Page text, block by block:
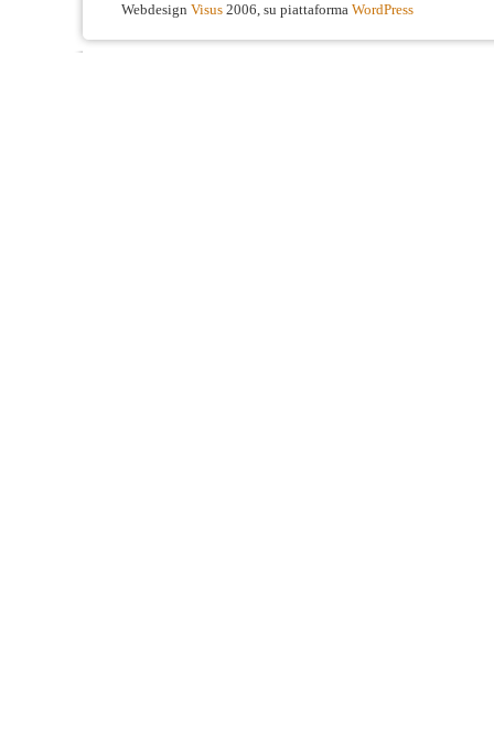
Webdesign Visus 2006, su piattaforma WordPress